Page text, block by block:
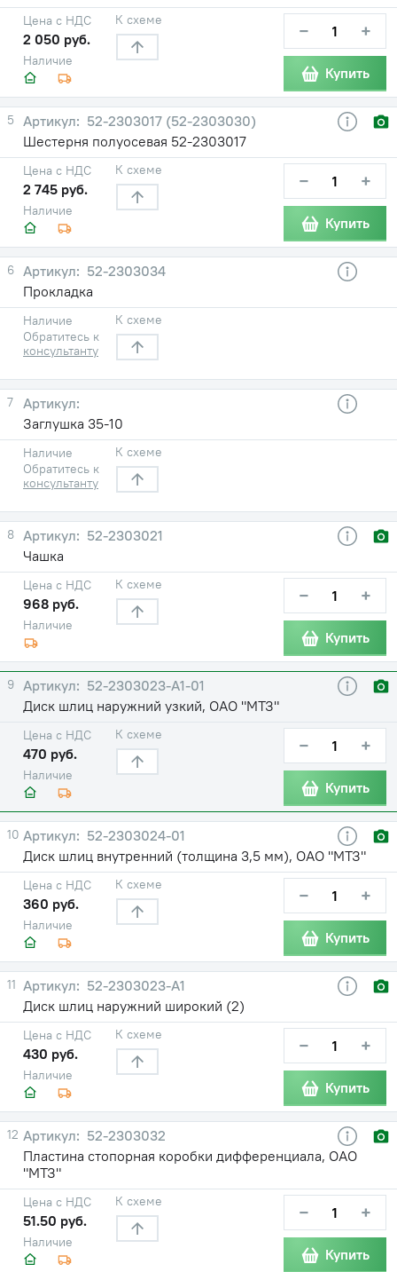
Наличие
Цена с НДС
2 050 руб.
К схеме − +
Купить
5
52-2303017 (52-2303030)
Шестерня полуосевая 52-2303017
Наличие
Цена с НДС
2 745 руб.
К схеме − +
Купить
6
52-2303034
Прокладка
Наличие
Обратитесь к
консультанту
К схеме
7
Заглушка 35-10
Наличие
Обратитесь к
консультанту
К схеме
8
52-2303021
Чашка
Наличие
Цена с НДС
968 руб.
К схеме − +
Купить
9
52-2303023-А1-01
Диск шлиц наружний узкий, ОАО "МТЗ"
Наличие
Цена с НДС
470 руб.
К схеме − +
Купить
10
52-2303024-01
Диск шлиц внутренний (толщина 3,5 мм), ОАО "МТЗ"
Наличие
Цена с НДС
360 руб.
К схеме − +
Купить
11
52-2303023-А1
Диск шлиц наружний широкий (2)
Наличие
Цена с НДС
430 руб.
К схеме − +
Купить
12
52-2303032
Пластина стопорная коробки дифференциала, ОАО
"МТЗ"
Наличие
Цена с НДС
51.50 руб.
К схеме − +
Купить